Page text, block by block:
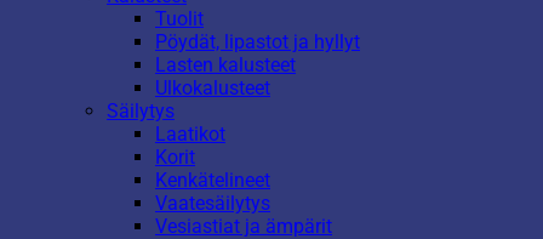
Tuolit
Pöydät, lipastot ja hyllyt
Lasten kalusteet
Ulkokalusteet
Säilytys
Laatikot
Korit
Kenkätelineet
Vaatesäilytys
Vesiastiat ja ämpärit